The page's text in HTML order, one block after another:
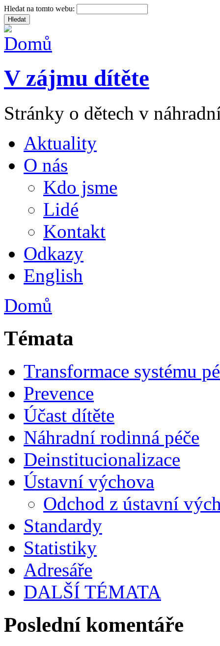
Hledat na tomto webu:
V zájmu dítěte
Stránky o dětech v
Aktuality
O nás
Kdo jsme
Lidé
Kontakt
Odkazy
English
Domů
Témata
Transformace systému
Prevence
Účast dítěte
Náhradní rodinná péče
Deinstitucionalizace
Ústavní výchova
Odchod z ústavní
Standardy
Statistiky
Adresáře
DALŠÍ TÉMATA
Poslední komentáře